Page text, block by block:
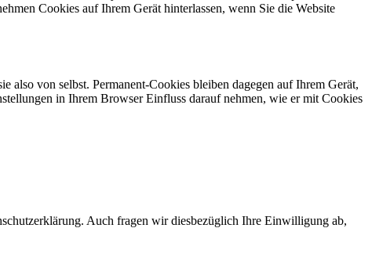
Cookies auf Ihrem Gerät hinterlassen, wenn Sie die Website
also von selbst. Permanent-Cookies bleiben dagegen auf Ihrem Gerät,
in Ihrem Browser Einfluss darauf nehmen, wie er mit Cookies
Auch fragen wir diesbezüglich Ihre Einwilligung ab,